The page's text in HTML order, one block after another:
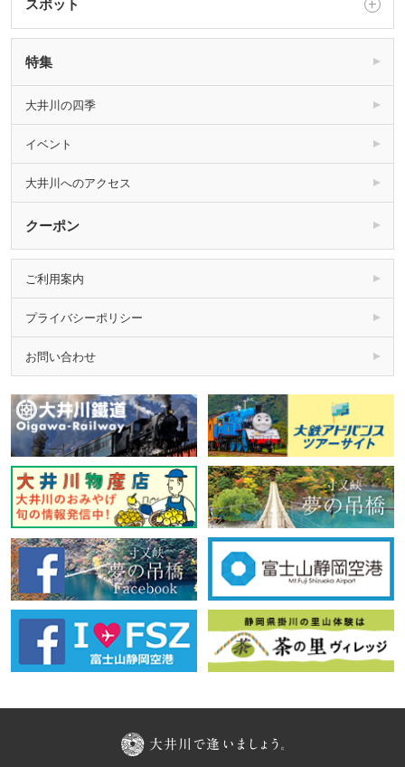
スポット
特集
大井川の四季
イベント
大井川へのアクセス
クーポン
ご利用案内
プライバシーポリシー
お問い合わせ